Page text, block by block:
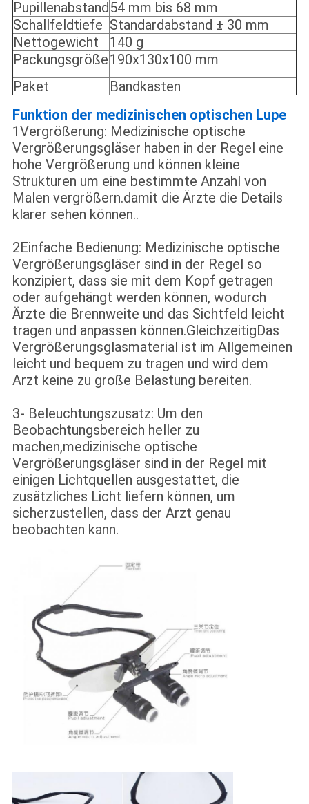
Pupillenabstand 54 mm bis 68 mm
Schallfeldtiefe Standardabstand ± 30 mm
Nettogewicht
140 g
Packungsgröße190x130x100 mm
Paket
Bandkasten
Funktion der medizinischen optischen Lupe
1Vergrößerung: Medizinische optische
Vergrößerungsgläser haben in der Regel eine
hohe Vergrößerung und können kleine
Strukturen um eine bestimmte Anzahl von
Malen vergrößern.damit die Ärzte die Details
klarer sehen können..
2Einfache Bedienung: Medizinische optische
Vergrößerungsgläser sind in der Regel so
konzipiert, dass sie mit dem Kopf getragen
oder aufgehängt werden können, wodurch
Ärzte die Brennweite und das Sichtfeld leicht
tragen und anpassen können.GleichzeitigDas
Vergrößerungsglasmaterial ist im Allgemeinen
leicht und bequem zu tragen und wird dem
Arzt keine zu große Belastung bereiten.
3- Beleuchtungszusatz: Um den
Beobachtungsbereich heller zu
machen,medizinische optische
Vergrößerungsgläser sind in der Regel mit
einigen Lichtquellen ausgestattet, die
zusätzliches Licht liefern können, um
sicherzustellen, dass der Arzt genau
beobachten kann.